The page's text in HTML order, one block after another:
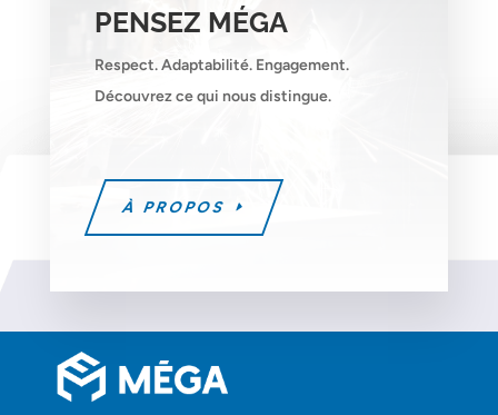
PENSEZ MÉGA
Respect. Adaptabilité. Engagement.
Découvrez ce qui nous distingue.
À PROPOS